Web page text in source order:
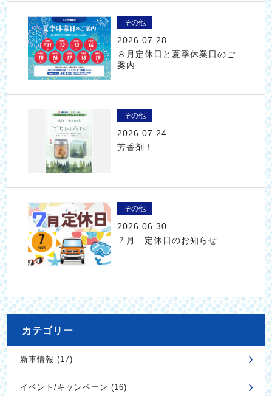
その他
2026.07.28
８月定休日と夏季休業日のご
案内
その他
2026.07.24
芳香剤！
その他
2026.06.30
７月 定休日のお知らせ
カテゴリー
新車情報 (17)
イベント/キャンペーン (16)